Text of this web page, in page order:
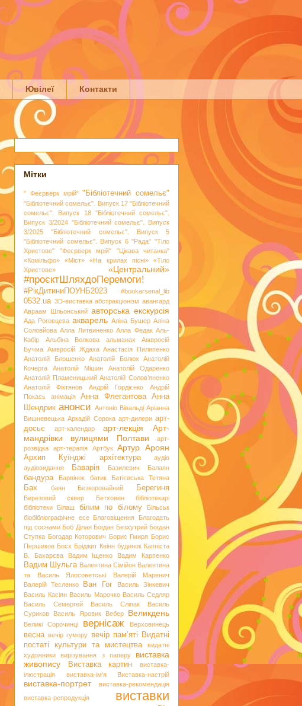
Ювілеї Контакти
Мітки
" Феєрверк мрій" "Бібліотечний сомельє"
"Бібліотечний сомельє". Випуск 17 "Бібліотечний
сомельє". Випуск 18
"Бібліотечний сомельє".
Випуск 3/2024 "Бібліотечний сомельє". Випуск
3/2025
"Бібліотечний сомельє". Випуск 5
"Бібліотечний сомельє". Випуск 6 "Рада" "Тіло
Христове"
"Феєрверк мрій"
"Цікава читанка"
«Комільфо»
«Міст» «На крилах пісні»
«Тіло
Христове»
«Центральний»
#проєктШляхдоПеремоги!
#РікДитиниПОУНБ2023 #bookarsenal_lib
0532.ua 3D-виставка абстракціонізм авангард
Авраам Шльонський авторська екскурсія
Ада Роговцева акварель Аліна Бушер Аліна
Соловйова Алла Литвиненко Алла Федак Аль-
Кабір
Альбіна Волкова альманах
Амвросій
Бучма Амвросій Ждаха Анастасія Пилипенко
Анатолій Блошенко
Анатолій Болюх
Анатолій
Кочерга
Анатолій Мішин
Анатолій Одаренко
Анатолій Пламеницький Анатолій Солов’яненко
Анатолій Фіктянов
Андрій Гордієнко
Андрій
Покась
анімація Анна Флегантова
Анна
Шендрик анонси Антоніо Вівальді Аріанна
Вишневецька Аркадій Сорока арт-дилери арт-
досьє
арт-календар арт-лекція
Арт-
мандрівки вулицями Полтави
арт-
розвідка
арт-терапія Артбук Артур Ароян
Архип Куїнджі архітектура
аудіо
аудіовидання
Баварія Базилевич Балаян
бандура Барвінок батик Батієвська Тетяна
Бах баян Безкоровайний Берегиня
Березовий сквер Бетховен
бібліотекарі
бібліотеки
Білаш білим по білому
Більськ
біобібліографічне есе
Благовіщення
Благодать
під соснами Боб Ділан Богдан Безхутрий Богдан
Ступка Богодар Которович Борис Гмиря Борис
Першиков Босх Бріджит Квінн будинок Капніста
В. Бахарєва
Вадим Іщенко Вадим Карпенко
Вадим Шульга Валентина Сімійон Валентина
та Василь Ялосоветські
Валерій Маренич
Валерій Тесленко
Ван Гог
Василь Зінкевич
Василь Касіян Василь Марочко Василь Седляр
Василь Семергей
Василь Сліпак
Василь
Суриков
Василь Яровик Вебер Великдень
Великі Сорочинці вернісаж Верховинець
весна вечір гумору вечір пам’яті
Видатні
постаті культури та мистецтва
видатні
художники
вирізування з паперу
виставка
живопису
Виставка картин
виставка-
ілюстрація
виставка-ім'я Виставка-настрій
виставка-портрет
виставка-рекомендація
виставка-репродукція
виставки